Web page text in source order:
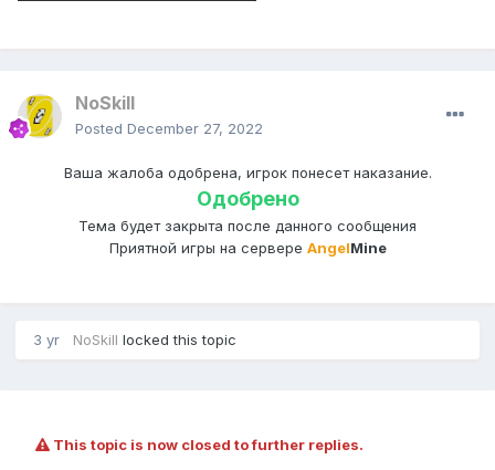
NoSkill
Posted December 27, 2022
Ваша жалоба одобрена, игрок понесет наказание.
Одобрено
Тема будет закрыта после данного сообщения
Приятной игры на сервере AngelMine
3 yr NoSkill locked this topic
This topic is now closed to further replies.